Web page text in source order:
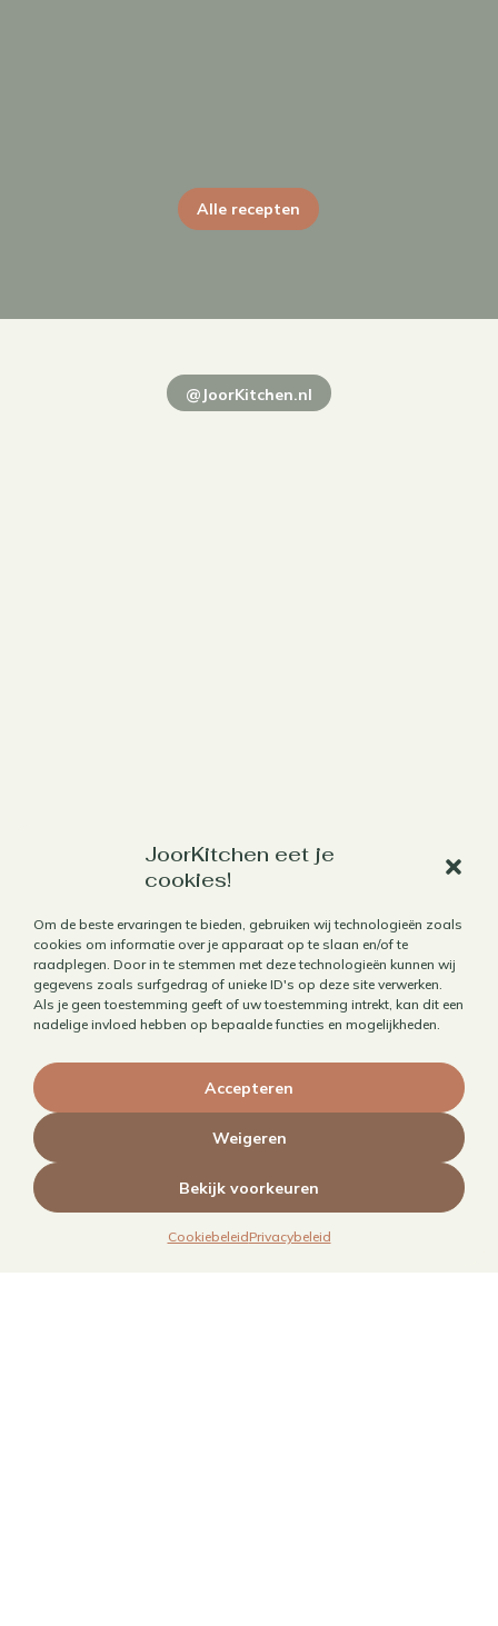
JoorKitchen eet je
cookies!
Om de beste ervaringen te bieden, gebruiken wij technologieën zoals
cookies om informatie over je apparaat op te slaan en/of te
raadplegen. Door in te stemmen met deze technologieën kunnen wij
gegevens zoals surfgedrag of unieke ID's op deze site verwerken.
Als je geen toestemming geeft of uw toestemming intrekt, kan dit een
nadelige invloed hebben op bepaalde functies en mogelijkheden.
Accepteren
Weigeren
Bekijk voorkeuren
CookiebeleidPrivacybeleid
Alle recepten
@JoorKitchen.nl
Werk met mij samen
Horecafotografie
Receptontwikkeling
Brandingfotografie voor foodies
MAIN – Contentjaarabonnement